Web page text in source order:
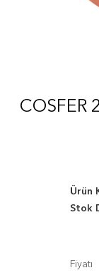
COSFER
Ürün
Stok
Fiyatı